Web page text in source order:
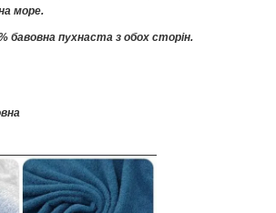
море.
бавовна пухнаста з обох сторін.